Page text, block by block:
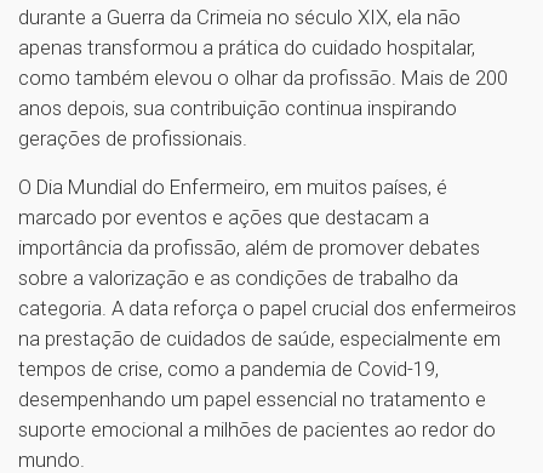
durante a Guerra da Crimeia no século XIX, ela não
apenas transformou a prática do cuidado hospitalar,
como também elevou o olhar da profissão. Mais de 200
anos depois, sua contribuição continua inspirando
gerações de profissionais.
O Dia Mundial do Enfermeiro, em muitos países, é
marcado por eventos e ações que destacam a
importância da profissão, além de promover debates
sobre a valorização e as condições de trabalho da
categoria. A data reforça o papel crucial dos enfermeiros
na prestação de cuidados de saúde, especialmente em
tempos de crise, como a pandemia de Covid-19,
desempenhando um papel essencial no tratamento e
suporte emocional a milhões de pacientes ao redor do
mundo.